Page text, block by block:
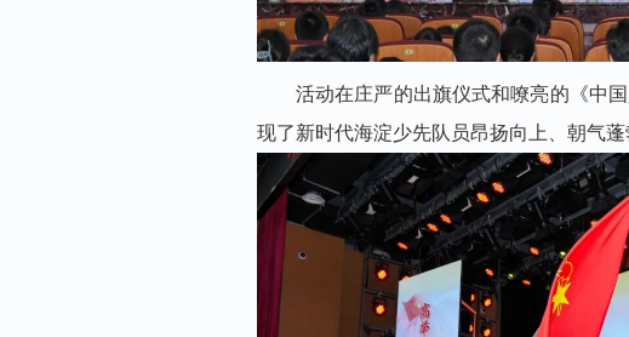
活动在庄严的出旗仪式和嘹亮的《中
现了新时代海淀少先队员昂扬向上、朝气蓬